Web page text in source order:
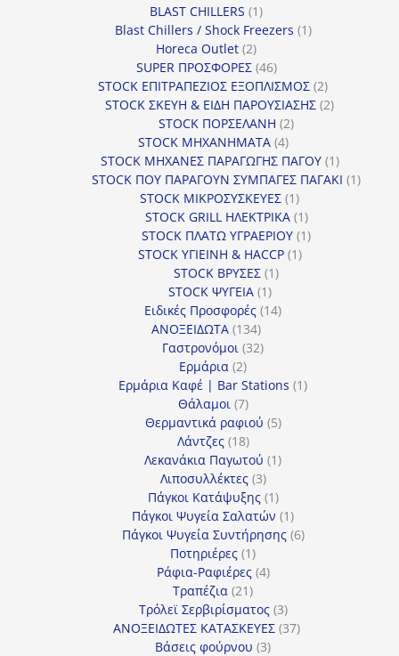
BLAST CHILLERS 11
προϊόν
Blast Chillers / Shock Freezers 11
Horeca Outlet 22
προϊόντα
SUPER ΠΡΟΣΦΟΡΕΣ 4646
προϊόντα
STOCK ΕΠΙΤΡΑΠΕΖΙΟΣ ΕΞΟΠΛΙΣΜΟΣ 22
προϊόντα
STOCK ΣΚΕΥΗ & ΕΙΔΗ ΠΑΡΟΥΣΙΑΣΗΣ 22
STOCK ΠΟΡΣΕΛΑΝΗ 22
STOCK ΜΗΧΑΝΗΜΑΤΑ 44
προϊόντα
STOCK ΜΗΧΑΝΕΣ ΠΑΡΑΓΩΓΗΣ ΠΑΓΟΥ 11
προϊόν
STOCK ΠΟΥ ΠΑΡΑΓΟΥΝ ΣΥΜΠΑΓΕΣ ΠΑΓΑΚΙ 11
STOCK ΜΙΚΡΟΣΥΣΚΕΥΕΣ 11
προϊόν
STOCK GRILL ΗΛΕΚΤΡΙΚΑ 11
προϊόν
STOCK ΠΛΑΤΩ ΥΓΡΑΕΡΙΟΥ 11
STOCK ΥΓΙΕΙΝΗ & HACCP 11
STOCK ΒΡΥΣΕΣ 11
STOCK ΨΥΓΕΙΑ 11
προϊόν
Ειδικές Προσφορές 1414
ΑΝΟΞΕΙΔΩΤΑ 134134
προϊόντα
Γαστρονόμοι 3232
Ερμάρια 22
προϊόντα
Ερμάρια Καφέ | Bar Stations 11
Θάλαμοι 77
προϊόντα
Θερμαντικά ραφιού 55
Λάντζες 1818
προϊόντα
Λεκανάκια Παγωτού 11
Λιποσυλλέκτες 33
προϊόντα
Πάγκοι Κατάψυξης 11
προϊόν
Πάγκοι Ψυγεία Σαλατών 11
προϊόν
Πάγκοι Ψυγεία Συντήρησης 66
Ποτηριέρες 11
προϊόν
Ράφια-Ραφιέρες 44
Τραπέζια 2121
προϊόντα
Τρόλεϊ Σερβιρίσματος 33
προϊόντα
ΑΝΟΞΕΙΔΩΤΕΣ ΚΑΤΑΣΚΕΥΕΣ 3737
Βάσεις φούρνου 33